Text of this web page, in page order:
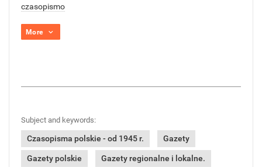
czasopismo
More
Subject and keywords:
Czasopisma polskie - od 1945 r. Gazety
Gazety polskie Gazety regionalne i lokalne.